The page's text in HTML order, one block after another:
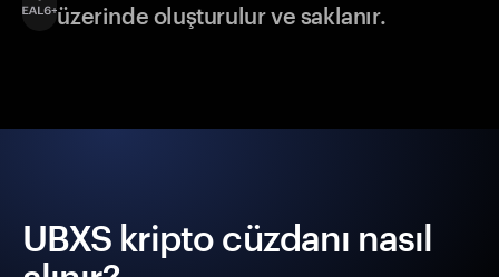
üzerinde oluşturulur ve saklanır.
UBXS kripto cüzdanı nasıl